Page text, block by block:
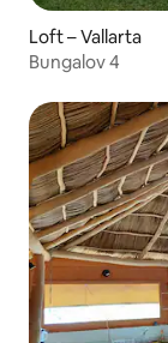
Loft – Vallarta
Bungalov 4